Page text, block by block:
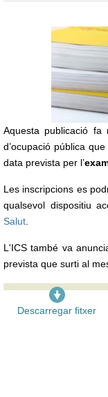
Aquesta publicació fa
d’ocupació pública
data prevista per l’
Les inscripcions es
qualsevol dispositiu
Salut.
L'ICS també va
prevista que surti al
Descarregar fitxer